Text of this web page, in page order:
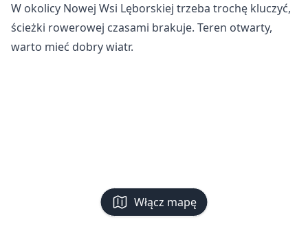
Włącz mapę
W okolicy Nowej Wsi Lęborskiej trzeba trochę kluczyć,
ścieżki rowerowej czasami brakuje. Teren otwarty,
warto mieć dobry wiatr.